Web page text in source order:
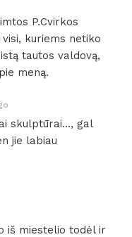
P.Cvirkos
kuriems netiko
tautos valdovą,
meną.
skulptūrai…, gal
jie labiau
iš miestelio todėl ir